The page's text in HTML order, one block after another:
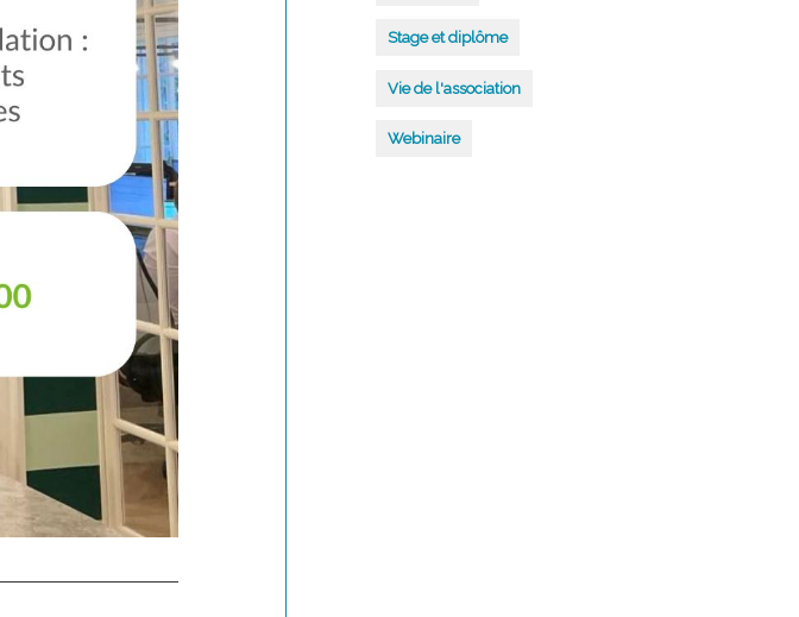
Stage et diplôme
Vie de l'association
Webinaire